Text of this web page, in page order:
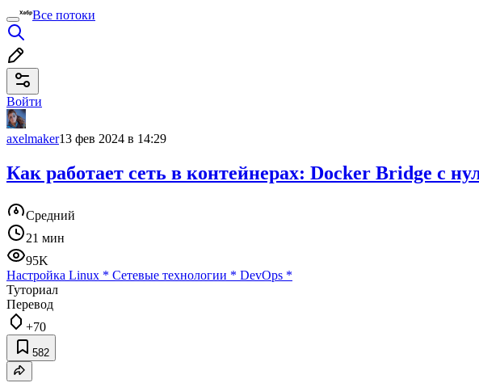
Все потоки
Войти
axelmaker13 фев 2024 в 14:29
Как работает сеть в контейнерах: Docker Bridge с
Средний
21 мин
95K
Настройка Linux * Сетевые технологии * DevOps *
Туториал
Перевод
+70
582